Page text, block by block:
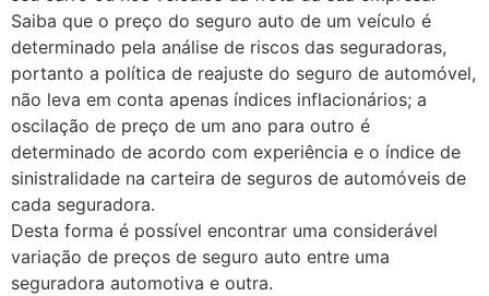
Saiba que o preço do seguro auto de um veículo é
determinado pela análise de riscos das seguradoras,
portanto a política de reajuste do seguro de automóvel,
não leva em conta apenas índices inflacionários; a
oscilação de preço de um ano para outro é
determinado de acordo com experiência e o índice de
sinistralidade na carteira de seguros de automóveis de
cada seguradora.
Desta forma é possível encontrar uma considerável
variação de preços de seguro auto entre uma
seguradora automotiva e outra.